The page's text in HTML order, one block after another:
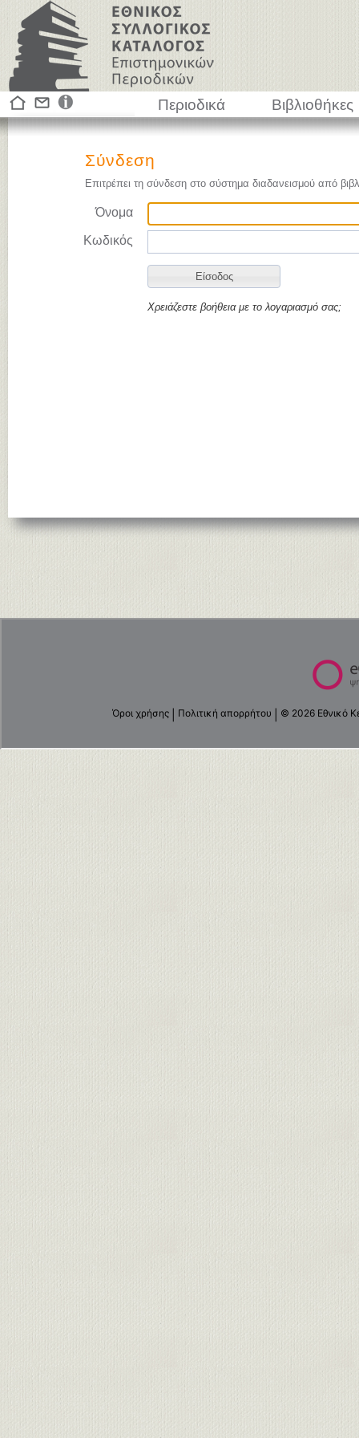
Περιοδικά Βιβλιοθήκες
Σύνδεση
Επιτρέπει τη σύνδεση στο σύστημα διαδανεισμού από
Όνομα
Κωδικός
Χρειάζεστε βοήθεια με το λογαριασμό σας;